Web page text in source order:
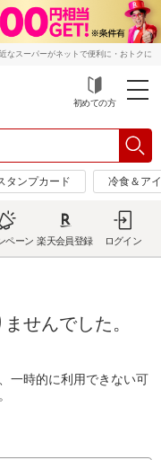
なスーパーがネットで便利に・おトクに
初めての方
タンプカード 冷食＆ア
ペーン 楽天会員登録 ログイン
せんでした。
一時的に利用できない可